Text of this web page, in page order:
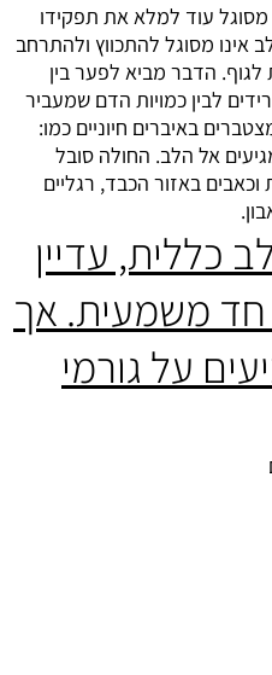
עוד למלא את תפקידו
אינו מסוגל להתכווץ ולהתרחב
הדבר מביא לפער בין
לבין כמויות הדם שמעביר
באיברים חיוניים כמו:
אל הלב. החולה סובל
באזור הכבד, רגליים
כללית, עדיין
חד משמעית. אך
על גורמי